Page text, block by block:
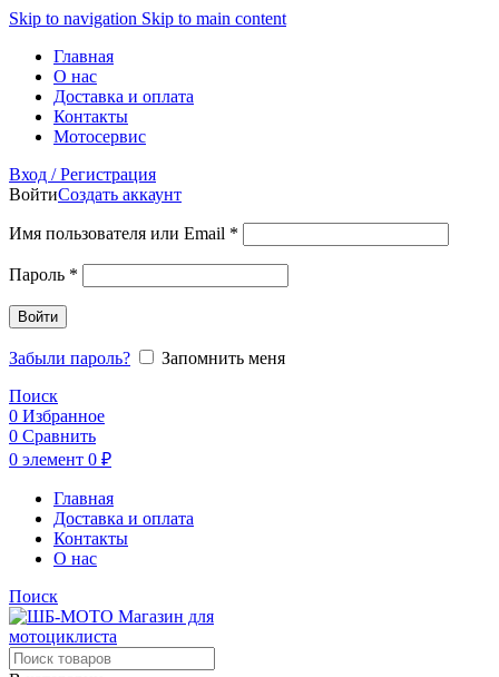
Skip to navigation Skip to main content
Главная
О нас
Доставка и оплата
Контакты
Мотосервис
Вход / Регистрация
ВойтиСоздать аккаунт
Имя пользователя или Email *
Пароль *
Войти
Забыли пароль?
Запомнить меня
Поиск
0 Избранное
0 Сравнить
0 элемент 0 ₽
Главная
Доставка и оплата
Контакты
О нас
Поиск